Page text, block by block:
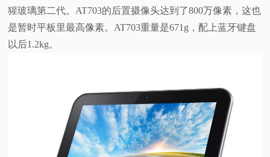
猩玻璃第二代。AT703的后置摄像头达到了800万像素，这也
是暂时平板里最高像素。AT703重量是671g，配上蓝牙键盘
以后1.2kg。